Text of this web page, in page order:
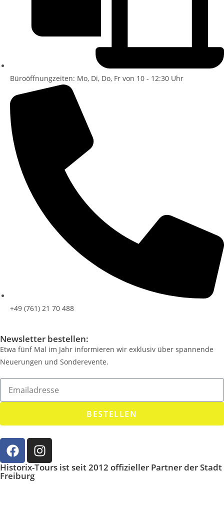
Büroöffnungzeiten: Mo, Di, Do, Fr von 10 - 12:30 Uhr
+49 (761) 21 70 488
Newsletter bestellen:
Etwa fünf Mal im Jahr informieren wir exklusiv über spannende
Neuerungen und Sonderevente.
BESTELLEN
Historix-Tours ist seit 2012 offizieller Partner der Stadt
Freiburg